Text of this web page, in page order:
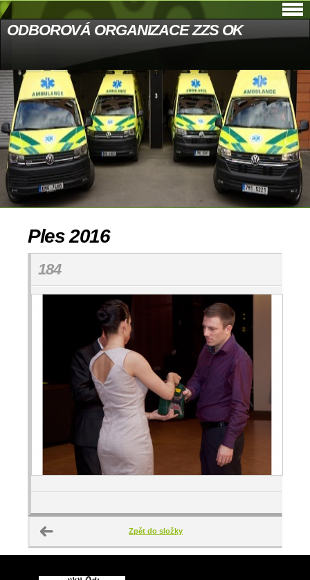
ODBOROVÁ ORGANIZACE ZZS OK
Ples 2016
184
Zpět do složky